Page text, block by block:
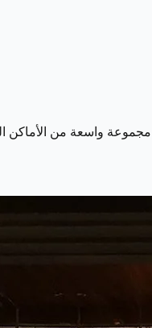
مجموعة واسعة من الأماكن